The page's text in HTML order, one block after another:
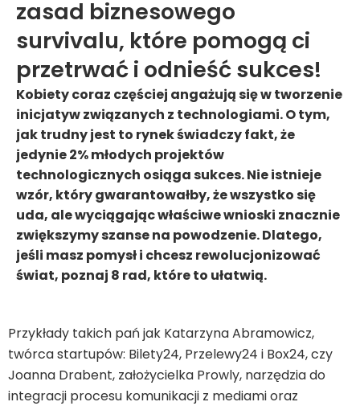
zasad biznesowego
survivalu, które pomogą ci
przetrwać i odnieść sukces!
Kobiety coraz częściej angażują się w tworzenie
inicjatyw związanych z technologiami. O tym,
jak trudny jest to rynek świadczy fakt, że
jedynie 2% młodych projektów
technologicznych osiąga sukces. Nie istnieje
wzór, który gwarantowałby, że wszystko się
uda, ale wyciągając właściwe wnioski znacznie
zwiększymy szanse na powodzenie. Dlatego,
jeśli masz pomysł i chcesz rewolucjonizować
świat, poznaj 8 rad, które to ułatwią.
Przykłady takich pań jak Katarzyna Abramowicz,
twórca startupów: Bilety24, Przelewy24 i Box24, czy
Joanna Drabent, założycielka Prowly, narzędzia do
integracji procesu komunikacji z mediami oraz